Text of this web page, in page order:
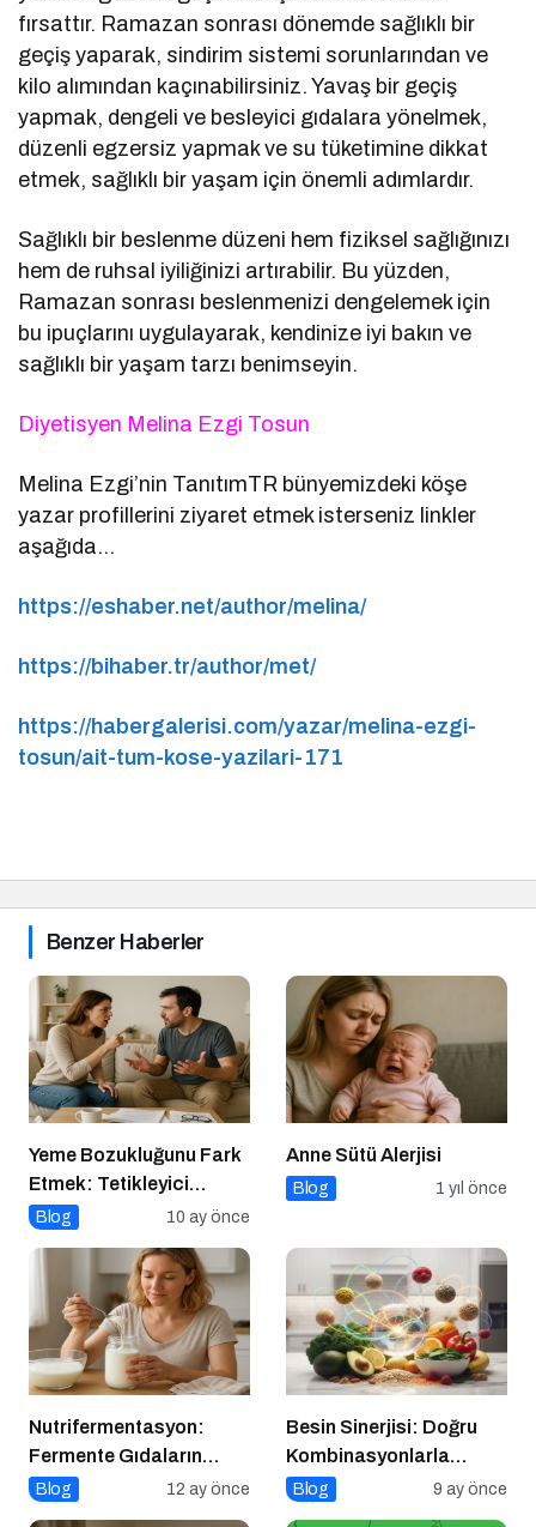
fırsattır. Ramazan sonrası dönemde sağlıklı bir
geçiş yaparak, sindirim sistemi sorunlarından ve
kilo alımından kaçınabilirsiniz. Yavaş bir geçiş
yapmak, dengeli ve besleyici gıdalara yönelmek,
düzenli egzersiz yapmak ve su tüketimine dikkat
etmek, sağlıklı bir yaşam için önemli adımlardır.
Sağlıklı bir beslenme düzeni hem fiziksel sağlığınızı
hem de ruhsal iyiliğinizi artırabilir. Bu yüzden,
Ramazan sonrası beslenmenizi dengelemek için
bu ipuçlarını uygulayarak, kendinize iyi bakın ve
sağlıklı bir yaşam tarzı benimseyin.
Diyetisyen Melina Ezgi Tosun
Melina Ezgi’nin TanıtımTR bünyemizdeki köşe
yazar profillerini ziyaret etmek isterseniz linkler
aşağıda…
https://eshaber.net/author/melina/
https://bihaber.tr/author/met/
https://habergalerisi.com/yazar/melina-ezgi-
tosun/ait-tum-kose-yazilari-171
Benzer Haberler
Yeme Bozukluğunu Fark
Etmek: Tetikleyici
Anlarla Yüzleşmek
Blog 10 ay önce
Anne Sütü Alerjisi
Blog 1 yıl önce
Nutrifermentasyon:
Fermente Gıdaların
Beslenmedeki Yeri ve
Blog 12 ay önce
Besin Sinerjisi: Doğru
Kombinasyonlarla
Besinlerin Gücünü Artırın
Blog 9 ay önce